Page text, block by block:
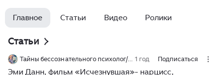
пропала. В их доме явные признаки борьбы, следы
крови, которую кто-то пытался замести, и странная
традиционной игры «охота за сокровищами»,
которую Эми ежегодно устраивала для мужа. Пока
полиция и общественность всё больше подозревают
Главное Статьи Видео Ролики
Статьи
Тайны бессознательного психолог/психотерапевт Елена Евтух 1 год Подписаться
Эми Данн, фильм «Исчезнувшая»- нарцисс,